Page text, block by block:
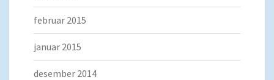
februar 2015
januar 2015
desember 2014